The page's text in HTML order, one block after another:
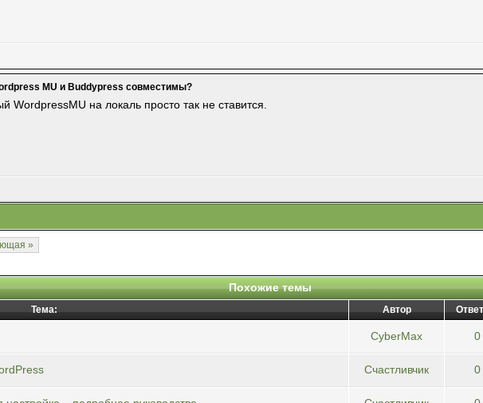
MU и Buddypress совместимы?
WordpressMU на локаль просто так не ставится.
»
Похожие темы
Тема: Автор
CyberMax 0
Счастливчик 0